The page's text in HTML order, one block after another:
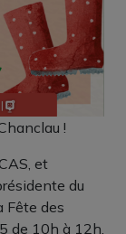
!
et
du
Fête des
de 10h à 12h,